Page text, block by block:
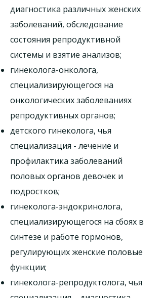
диагностика различных женских
заболеваний, обследование
состояния репродуктивной
системы и взятие анализов;
гинеколога-онколога,
специализирующегося на
онкологических заболеваниях
репродуктивных органов;
детского гинеколога, чья
специализация - лечение и
профилактика заболеваний
половых органов девочек и
подростков;
гинеколога-эндокринолога,
специализирующегося на сбоях в
синтезе и работе гормонов,
регулирующих женские половые
функции;
гинеколога-репродуктолога, чья